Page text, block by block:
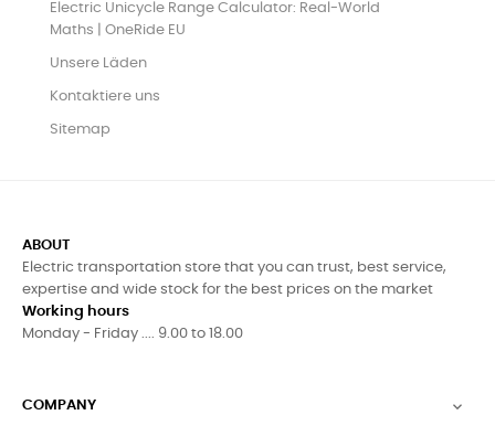
Electric Unicycle Range Calculator: Real-World
Maths | OneRide EU
Unsere Läden
Kontaktiere uns
Sitemap
ABOUT
Electric transportation store that you can trust, best service,
expertise and wide stock for the best prices on the market
Working hours
Monday - Friday .... 9.00 to 18.00
COMPANY 